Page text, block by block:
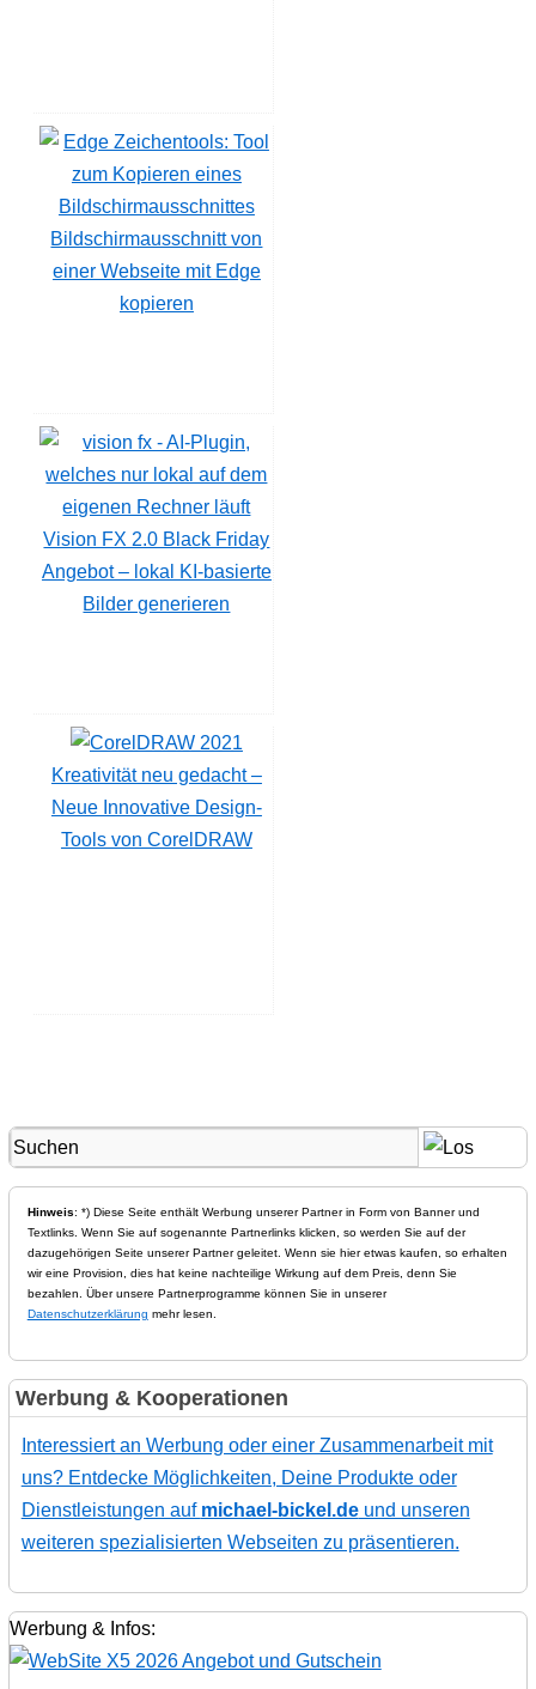
Bildschirmausschnitt von
einer Webseite mit Edge
kopieren
Vision FX 2.0 Black Friday
Angebot – lokal KI-basierte
Bilder generieren
Kreativität neu gedacht –
Neue Innovative Design-
Tools von CorelDRAW
Hinweis: *) Diese Seite enthält Werbung unserer Partner in Form von Banner und
Textlinks. Wenn Sie auf sogenannte Partnerlinks klicken, so werden Sie auf der
dazugehörigen Seite unserer Partner geleitet. Wenn sie hier etwas kaufen, so erhalten
wir eine Provision, dies hat keine nachteilige Wirkung auf dem Preis, denn Sie
bezahlen. Über unsere Partnerprogramme können Sie in unserer
Datenschutzerklärung mehr lesen.
Werbung & Kooperationen
Interessiert an Werbung oder einer Zusammenarbeit mit
uns? Entdecke Möglichkeiten, Deine Produkte oder
Dienstleistungen auf michael-bickel.deund unseren
weiteren spezialisierten Webseiten zu präsentieren.
Werbung & Infos: